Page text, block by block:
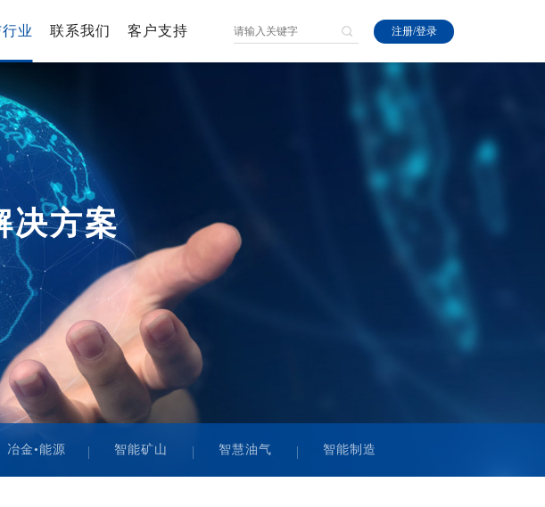
业 联系我们 客户支持 注册/登录
决方案
冶金•能源 智能矿山 智慧油气 智能制造